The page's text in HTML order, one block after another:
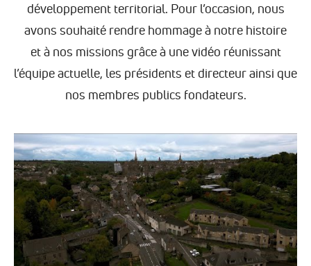
développement territorial. Pour l’occasion, nous
avons souhaité rendre hommage à notre histoire
et à nos missions grâce à une vidéo réunissant
l’équipe actuelle, les présidents et directeur ainsi que
nos membres publics fondateurs.